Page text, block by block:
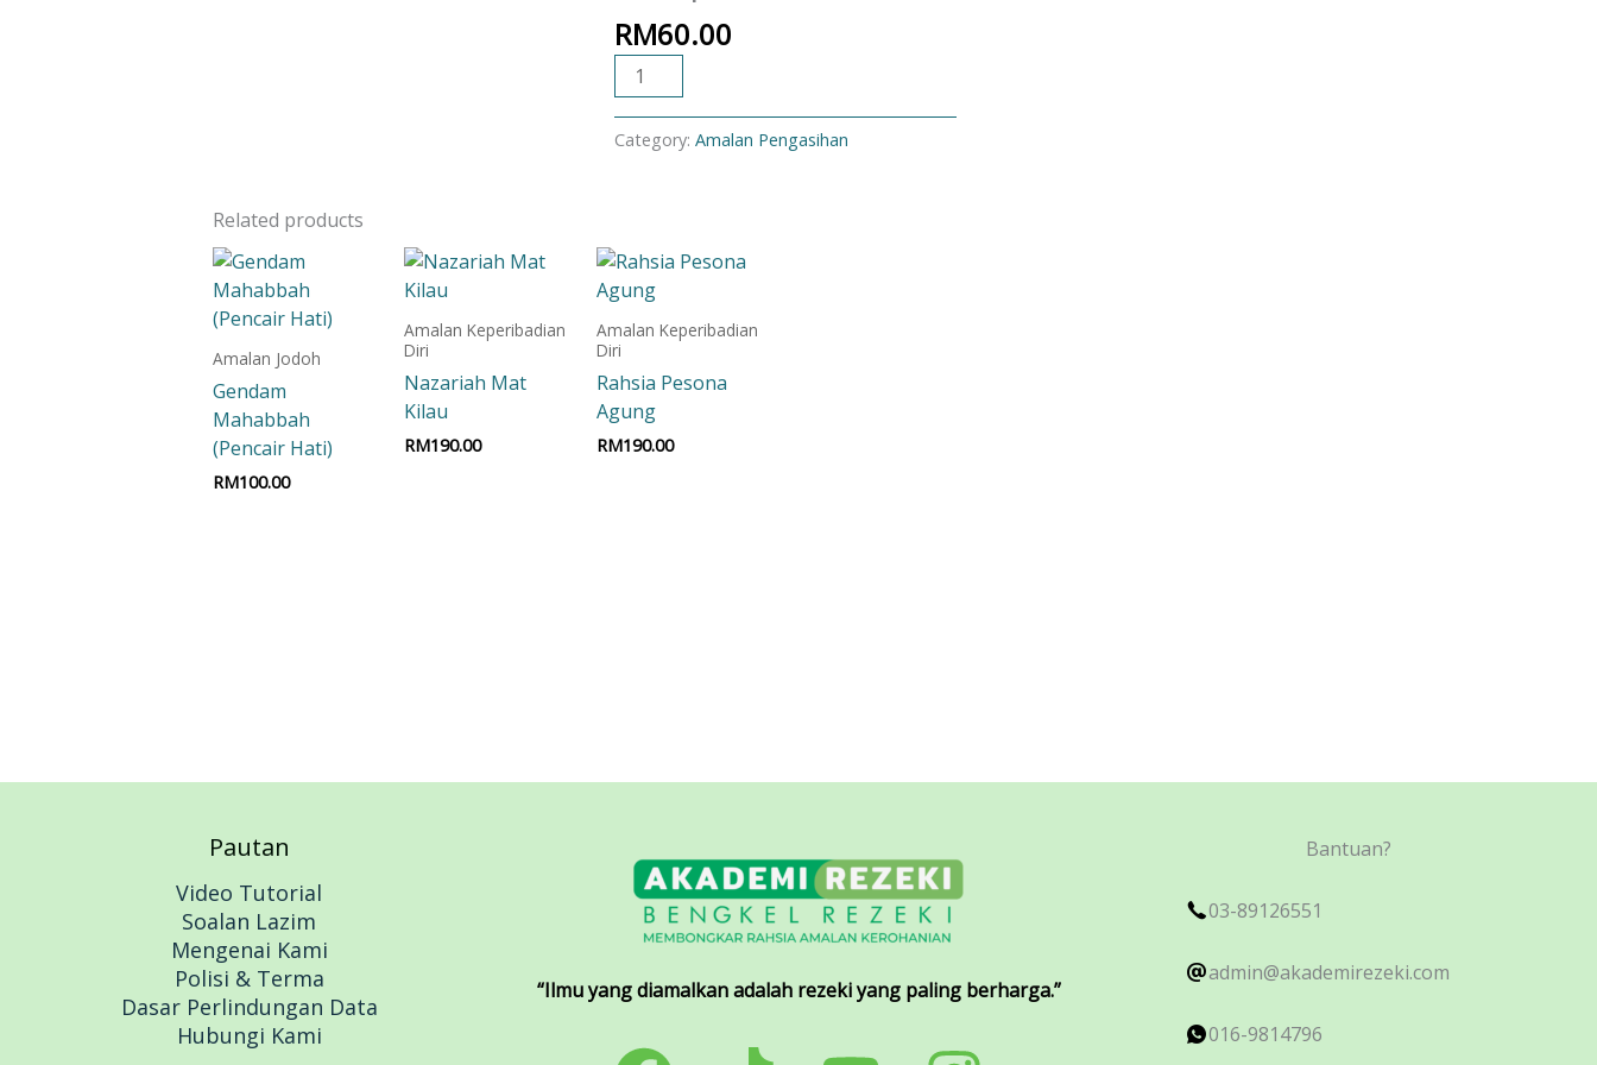
RM60.00
Category:Amalan Pengasihan
Related products
Amalan Jodoh
Gendam
Mahabbah
(Pencair Hati)
RM100.00
Amalan Keperibadian
Diri
Nazariah Mat
Kilau
RM190.00
Amalan Keperibadian
Diri
Rahsia Pesona
Agung
RM190.00
Pautan
Video Tutorial
Soalan Lazim
Mengenai Kami
Polisi & Terma
Dasar Perlindungan Data
Hubungi Kami
“Ilmu yang diamalkan adalah rezeki yang paling berharga.”
Bantuan?
03-89126551
admin@akademirezeki.com
016-9814796